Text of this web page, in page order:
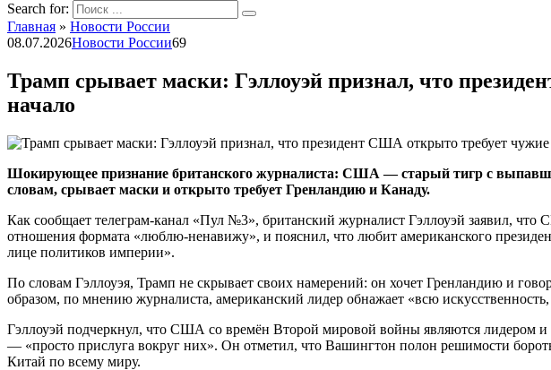
Search for:
Главная » Новости России
08.07.2026Новости России69
Трамп срывает маски: Гэллоуэй признал, что
начало
Шокирующее признание британского журналиста: США — старый тигр с
словам, срывает маски и открыто требует Гренландию и Канаду.
Как сообщает телеграм-канал «Пул №3», британский журналист Гэллоуэй заявил,
отношения формата «люблю-ненавижу», и пояснил, что любит американского
лице политиков империи».
По словам Гэллоуэя, Трамп не скрывает своих намерений: он хочет Гренландию и
образом, по мнению журналиста, американский лидер обнажает «всю
Гэллоуэй подчеркнул, что США со времён Второй мировой войны являются лидером и
— «просто прислуга вокруг них». Он отметил, что Вашингтон полон решимости
Китай по всему миру.